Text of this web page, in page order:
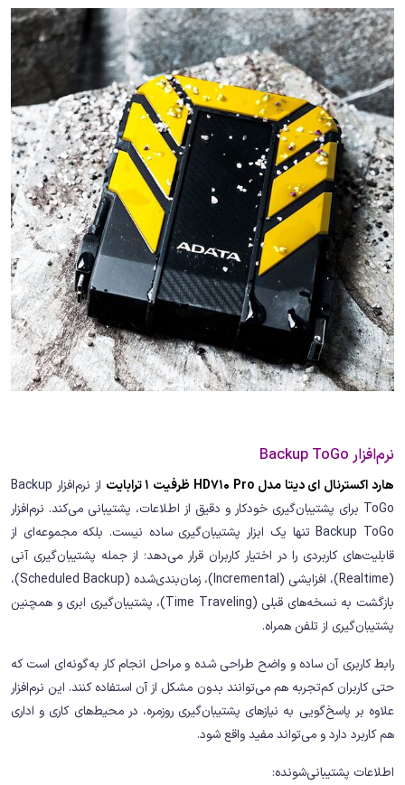
نرم‌افزار Backup ToGo
هارد اکسترنال ای دیتا مدل HD710 Pro ظرفیت 1 ترابایت
از نرم‌افزار Backup
ToGo برای پشتیبان‌گیری خودکار و دقیق از اطلاعات، پشتیبانی می‌کند. نرم‌افزار
Backup ToGo تنها یک ابزار پشتیبان‌گیری ساده نیست. بلکه مجموعه‌ای از
قابلیت‌های کاربردی را در اختیار کاربران قرار می‌دهد؛ از جمله پشتیبان‌گیری آنی
(Realtime)، افزایشی (Incremental)، زمان‌بندی‌شده (Scheduled Backup)،
بازگشت به نسخه‌های قبلی (Time Traveling)، پشتیبان‌گیری ابری و همچنین
پشتیبان‌گیری از تلفن همراه.
رابط کاربری آن ساده و واضح طراحی شده و مراحل انجام کار به‌گونه‌ای است که
حتی کاربران کم‌تجربه هم می‌توانند بدون مشکل از آن استفاده کنند. این نرم‌افزار
علاوه بر پاسخ‌گویی به نیازهای پشتیبان‌گیری روزمره، در محیط‌های کاری و اداری
هم کاربرد دارد و می‌تواند مفید واقع شود.
اطلاعات پشتیبانی‌شونده: